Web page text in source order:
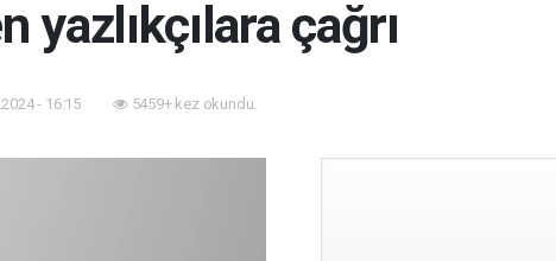
yazlıkçılara çağrı
- 16:15 5459+ kez okundu.